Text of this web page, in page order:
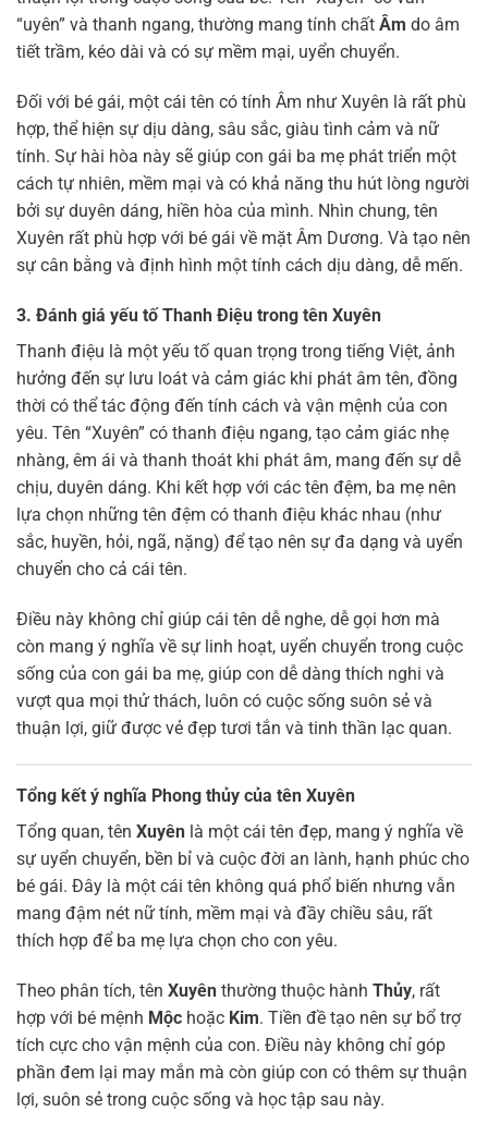
“uyên” và thanh ngang, thường mang tính chất Âm do âm
tiết trầm, kéo dài và có sự mềm mại, uyển chuyển.
Đối với bé gái, một cái tên có tính Âm như Xuyên là rất phù
hợp, thể hiện sự dịu dàng, sâu sắc, giàu tình cảm và nữ
tính. Sự hài hòa này sẽ giúp con gái ba mẹ phát triển một
cách tự nhiên, mềm mại và có khả năng thu hút lòng người
bởi sự duyên dáng, hiền hòa của mình. Nhìn chung, tên
Xuyên rất phù hợp với bé gái về mặt Âm Dương. Và tạo nên
sự cân bằng và định hình một tính cách dịu dàng, dễ mến.
3. Đánh giá yếu tố Thanh Điệu trong tên Xuyên
Thanh điệu là một yếu tố quan trọng trong tiếng Việt, ảnh
hưởng đến sự lưu loát và cảm giác khi phát âm tên, đồng
thời có thể tác động đến tính cách và vận mệnh của con
yêu. Tên “Xuyên” có thanh điệu ngang, tạo cảm giác nhẹ
nhàng, êm ái và thanh thoát khi phát âm, mang đến sự dễ
chịu, duyên dáng. Khi kết hợp với các tên đệm, ba mẹ nên
lựa chọn những tên đệm có thanh điệu khác nhau (như
sắc, huyền, hỏi, ngã, nặng) để tạo nên sự đa dạng và uyển
chuyển cho cả cái tên.
Điều này không chỉ giúp cái tên dễ nghe, dễ gọi hơn mà
còn mang ý nghĩa về sự linh hoạt, uyển chuyển trong cuộc
sống của con gái ba mẹ, giúp con dễ dàng thích nghi và
vượt qua mọi thử thách, luôn có cuộc sống suôn sẻ và
thuận lợi, giữ được vẻ đẹp tươi tắn và tinh thần lạc quan.
Tổng kết ý nghĩa Phong thủy của tên Xuyên
Tổng quan, tên Xuyên là một cái tên đẹp, mang ý nghĩa về
sự uyển chuyển, bền bỉ và cuộc đời an lành, hạnh phúc cho
bé gái. Đây là một cái tên không quá phổ biến nhưng vẫn
mang đậm nét nữ tính, mềm mại và đầy chiều sâu, rất
thích hợp để ba mẹ lựa chọn cho con yêu.
Theo phân tích, tên Xuyên thường thuộc hành Thủy, rất
hợp với bé mệnh Mộc hoặc Kim. Tiền đề tạo nên sự bổ trợ
tích cực cho vận mệnh của con. Điều này không chỉ góp
phần đem lại may mắn mà còn giúp con có thêm sự thuận
lợi, suôn sẻ trong cuộc sống và học tập sau này.